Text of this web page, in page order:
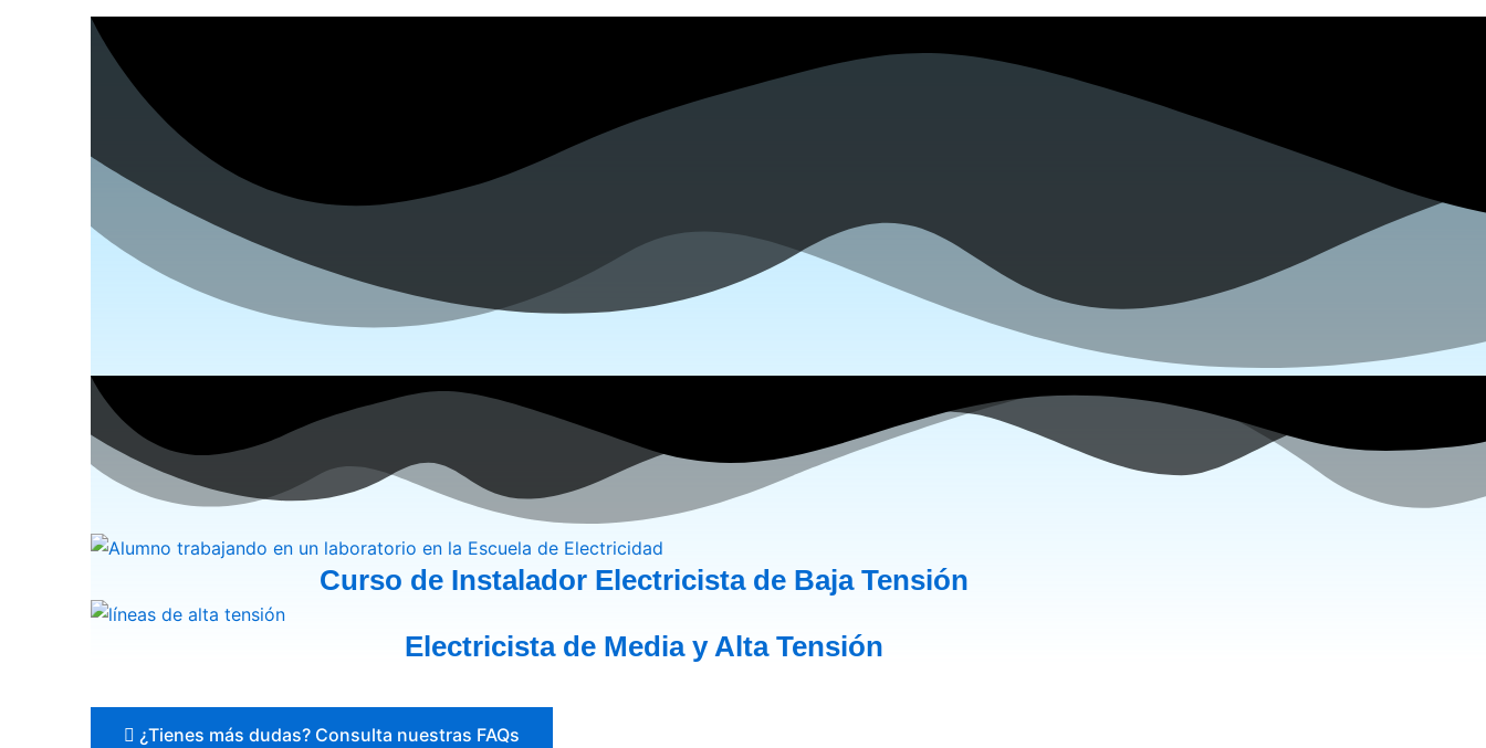
Curso de Instalador Electricista de Baja Tensión
Electricista de Media y Alta Tensión
¿Tienes más dudas? Consulta nuestras FAQs